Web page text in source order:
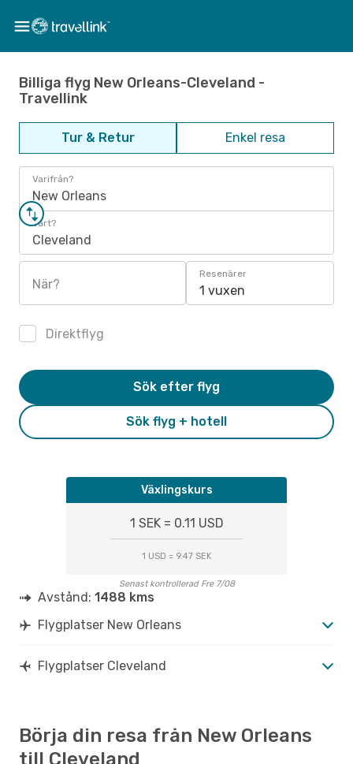
Billiga flyg New Orleans-Cleveland -
Travellink
Tur & Retur Enkel resa
Varifrån?
New Orleans
Vart?
Cleveland
När?
Resenärer
1 vuxen
Direktflyg
Sök flyg + hotell
Sök efter flyg
Växlingskurs
1 SEK = 0.11 USD
1 USD = 9.47 SEK
Senast kontrollerad Fre 7/08
Avstånd: 1488 kms
Flygplatser New Orleans
Flygplatser Cleveland
Börja din resa från New Orleans
till Cleveland